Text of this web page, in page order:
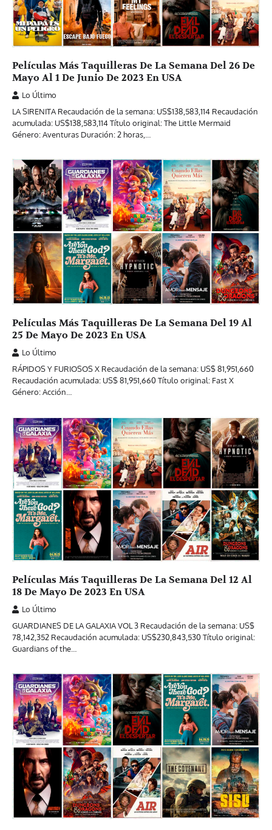
Películas Más Taquilleras De La Semana Del 26 De
Mayo Al 1 De Junio De 2023 En USA
Lo Último
LA SIRENITA Recaudación de la semana: US$138,583,114 Recaudación
acumulada: US$138,583,114 Título original: The Little Mermaid
Género: Aventuras Duración: 2 horas,…
Películas Más Taquilleras De La Semana Del 19 Al
25 De Mayo De 2023 En USA
Lo Último
RÁPIDOS Y FURIOSOS X Recaudación de la semana: US$ 81,951,660
Recaudación acumulada: US$ 81,951,660 Título original: Fast X
Género: Acción…
Películas Más Taquilleras De La Semana Del 12 Al
18 De Mayo De 2023 En USA
Lo Último
GUARDIANES DE LA GALAXIA VOL 3 Recaudación de la semana: US$
78,142,352 Recaudación acumulada: US$230,843,530 Título original:
Guardians of the…